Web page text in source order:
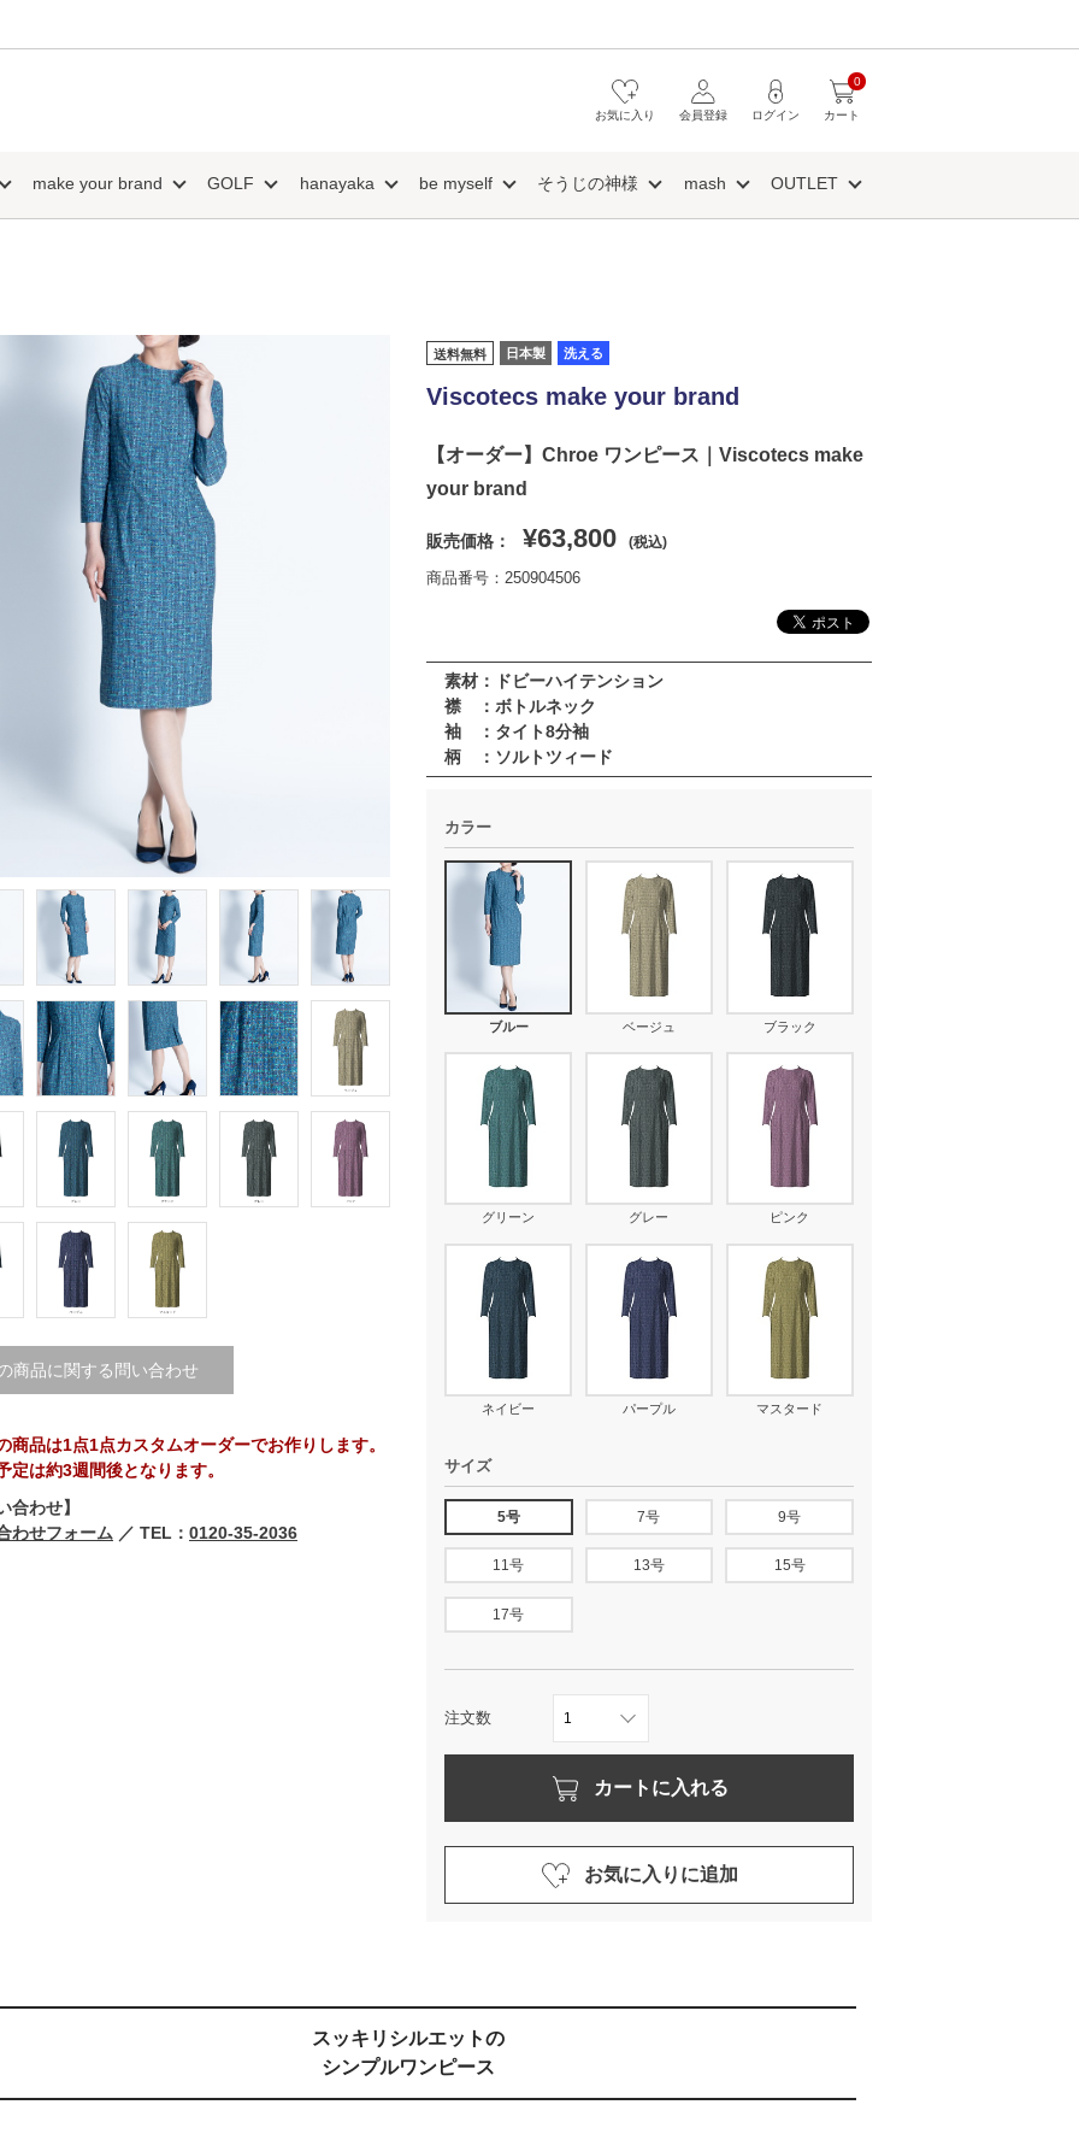
カート
0
ログイン
会員登録
お気に入り
make your brand GOLF hanayaka be myself そうじの神様 mash OUTLET
商品に関する問い合わせ
商品は1点1点カスタムオーダーでお作りします。
定は約3週間後となります。
合わせ】
わせフォーム ／ TEL： 0120-35-2036
送料無料 日本製 洗える
Viscotecs make your brand
【オーダー】Chroe ワンピース｜Viscotecs make
your brand
販売価格： ¥63,800 (税込)
商品番号：250904506
素材：ドビーハイテンション
襟 ：ボトルネック
袖 ：タイト8分袖
柄 ：ソルトツィード
カラー
ブルー ベージュ ブラック
グリーン グレー ピンク
ネイビー パープル マスタード
サイズ
5号 7号 9号
11号 13号 15号
17号
注文数
カートに入れる
お気に入りに追加
スッキリシルエットの
シンプルワンピース